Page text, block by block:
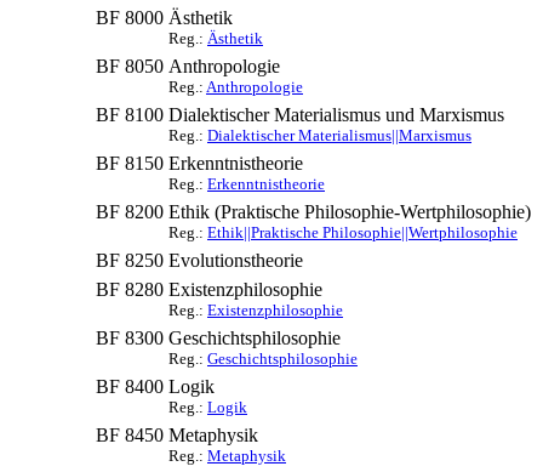
BF 8000 Ästhetik
Reg.: Ästhetik
BF 8050 Anthropologie
Reg.: Anthropologie
BF 8100 Dialektischer Materialismus und Marxismus
Reg.: Dialektischer Materialismus||Marxismus
BF 8150 Erkenntnistheorie
Reg.: Erkenntnistheorie
BF 8200 Ethik (Praktische Philosophie-Wertphilosophie)
Reg.: Ethik||Praktische Philosophie||Wertphilosophie
BF 8250 Evolutionstheorie
BF 8280 Existenzphilosophie
Reg.: Existenzphilosophie
BF 8300 Geschichtsphilosophie
Reg.: Geschichtsphilosophie
BF 8400 Logik
Reg.: Logik
BF 8450 Metaphysik
Reg.: Metaphysik